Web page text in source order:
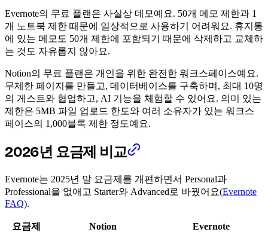
Evernote의 무료 플랜은 사실상 데모예요. 50개 메모 제한과 1
개 노트북 제한 때문에 일상적으로 사용하기 어려워요. 휴지통
에 있는 메모도 50개 제한에 포함되기 때문에 삭제하고 교체하
는 것도 자유롭지 않아요.
Notion의 무료 플랜은 개인을 위한 완전한 워크스페이스예요.
무제한 페이지를 만들고, 데이터베이스를 구축하며, 최대 10명
의 게스트와 협업하고, AI 기능을 체험할 수 있어요. 의미 있는
제한은 5MB 파일 업로드 한도와 여러 소유자가 있는 워크스
페이스의 1,000블록 제한 정도예요.
2026년 요금제 비교
Evernote는 2025년 말 요금제를 개편하면서 Personal과
Professional을 없애고 Starter와 Advanced로 바꿨어요(Evernote
FAQ).
요금제 Notion Evernote